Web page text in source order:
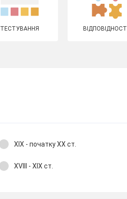
ТЕСТУВАННЯ ВІДПОВІДНОСТІ
XIX - початку XX ст.
XVIII - XIX ст.